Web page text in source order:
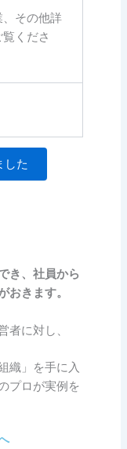
その他詳
覧くださ
した
き、社員から
おきます。
者に対し、
織」を手に入
プロが実例を